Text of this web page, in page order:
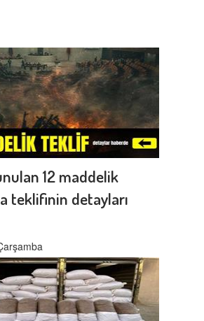
12 maddelik
teklifinin detayları